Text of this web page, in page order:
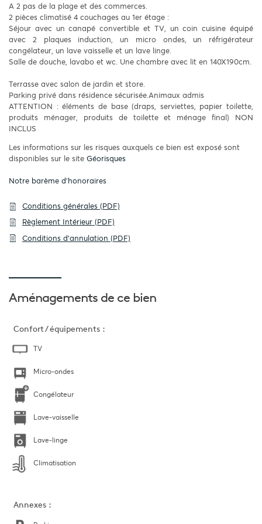
A 2 pas de la plage et des commerces.
2 pièces climatisé 4 couchages au 1er étage :
Séjour avec un canapé convertible et TV, un coin cuisine équipé
avec 2 plaques induction, un micro ondes, un réfrigérateur
congélateur, un lave vaisselle et un lave linge.
Salle de douche, lavabo et wc. Une chambre avec lit en 140X190cm.
Terrasse avec salon de jardin et store.
Parking privé dans résidence sécurisée.Animaux admis
ATTENTION : éléments de base (draps, serviettes, papier toilette,
produits ménager, produits de toilette et ménage final) NON
INCLUS
Les informations sur les risques auxquels ce bien est exposé sont
disponibles sur le site Géorisques
Notre barème d'honoraires
Conditions générales (PDF)
Règlement Intérieur (PDF)
Conditions d'annulation (PDF)
Aménagements de ce bien
Confort / équipements :
TV
Micro-ondes
Congélateur
Lave-vaisselle
Lave-linge
Climatisation
Annexes :